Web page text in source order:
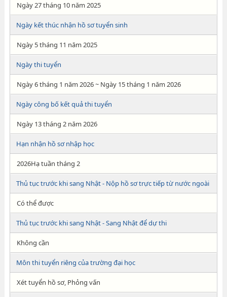
Ngày 27 tháng 10 năm 2025
Ngày kết thúc nhận hồ sơ tuyển sinh
Ngày 5 tháng 11 năm 2025
Ngày thi tuyển
Ngày 6 tháng 1 năm 2026 ~ Ngày 15 tháng 1 năm 2026
Ngày công bố kết quả thi tuyển
Ngày 13 tháng 2 năm 2026
Hạn nhận hồ sơ nhập học
2026Hạ tuần tháng 2
Thủ tục trước khi sang Nhật - Nộp hồ sơ trực tiếp từ nước ngoài
Có thể được
Thủ tục trước khi sang Nhật - Sang Nhật để dự thi
Không cần
Môn thi tuyển riêng của trường đại học
Xét tuyển hồ sơ, Phỏng vấn